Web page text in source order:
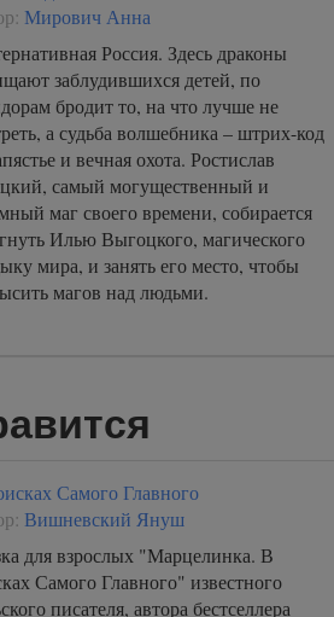
Мирович Анна
Россия. Здесь драконы
заблудившихся детей, по
бродит то, на что лучше не
а судьба волшебника – штрих-код
и вечная охота. Ростислав
самый могущественный и
маг своего времени, собирается
Илью Выгоцкого, магического
мира, и занять его место, чтобы
магов над людьми.
Самого Главного
Вишневский Януш
для взрослых "Марцелинка. В
Самого Главного" известного
писателя, автора бестселлера